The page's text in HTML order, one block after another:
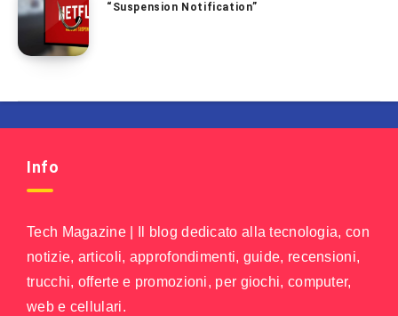
“Suspension Notification”
Info
Tech Magazine | Il blog dedicato alla tecnologia, con
notizie, articoli, approfondimenti, guide, recensioni,
trucchi, offerte e promozioni, per giochi, computer,
web e cellulari.